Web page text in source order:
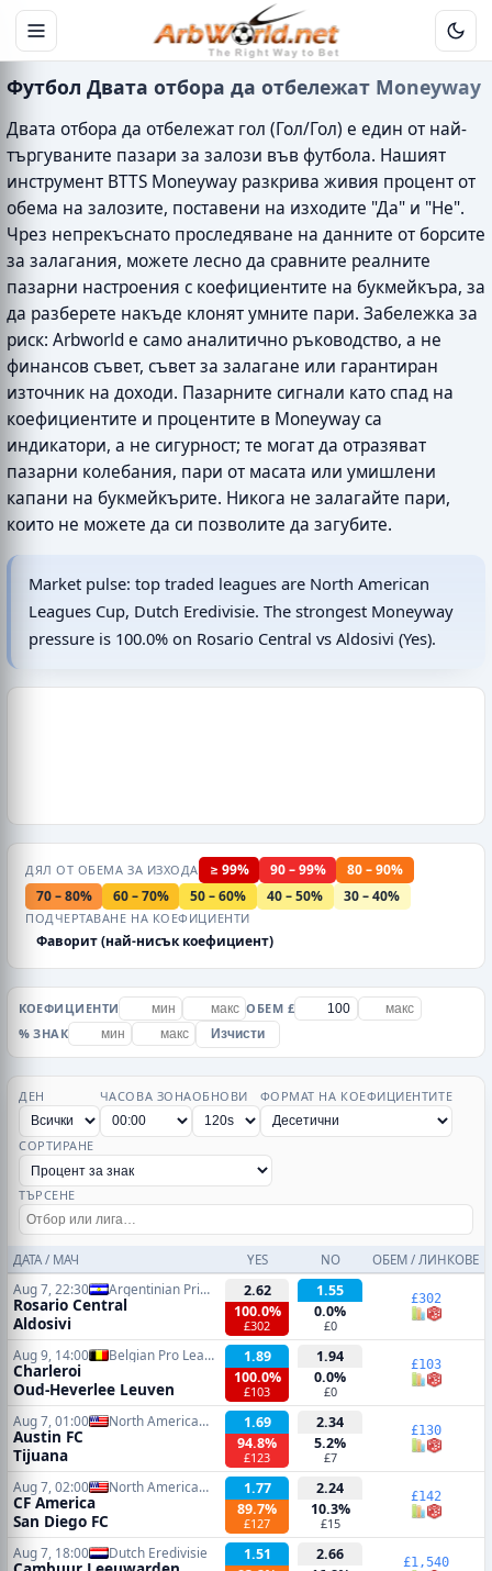
Футбол Двата отбора да отбележат Moneyway
Двата отбора да отбележат гол (Гол/Гол) е един от най-
търгуваните пазари за залози във футбола. Нашият
инструмент BTTS Moneyway разкрива живия процент от
обема на залозите, поставени на изходите "Да" и "Не".
Чрез непрекъснато проследяване на данните от борсите
за залагания, можете лесно да сравните реалните
пазарни настроения с коефициентите на букмейкъра, за
да разберете накъде клонят умните пари. Забележка за
риск: Arbworld е само аналитично ръководство, а не
финансов съвет, съвет за залагане или гарантиран
източник на доходи. Пазарните сигнали като спад на
коефициентите и процентите в Moneyway са
индикатори, а не сигурност; те могат да отразяват
пазарни колебания, пари от масата или умишлени
капани на букмейкърите. Никога не залагайте пари,
които не можете да си позволите да загубите.
Market pulse: top traded leagues are North American
Leagues Cup, Dutch Eredivisie. The strongest Moneyway
pressure is 100.0% on Rosario Central vs Aldosivi (Yes).
ДЯЛ ОТ ОБЕМА ЗА ИЗХОДА ≥ 99% 90 – 99%
80 – 90%
70 – 80%
60 – 70% 50 – 60% 40 – 50% 30 – 40%
ПОДЧЕРТАВАНЕ НА КОЕФИЦИЕНТИ
Фаворит (най-нисък коефициент)
КОЕФИЦИЕНТИ
ОБЕМ £
% ЗНАК
Изчисти
ДЕН ЧАСОВА ЗОНАОБНОВИ ФОРМАТ НА КОЕФИЦИЕНТИТЕ
СОРТИРАНЕ
ТЪРСЕНЕ
ДАТА / МАЧ YES NO ОБЕМ / ЛИНКОВЕ
Aug 7, 22:30 Argentinian Primera Division
Rosario Central
Aldosivi
2.62
100.0%
£302
1.55
0.0%
£0
£302
Aug 9, 14:00 Belgian Pro League
Charleroi
Oud-Heverlee Leuven
1.89
100.0%
£103
1.94
0.0%
£0
£103
Aug 7, 01:00 North American Leagues Cup
Austin FC
Tijuana
1.69
94.8%
£123
2.34
5.2%
£7
£130
Aug 7, 02:00 North American Leagues Cup
CF America
San Diego FC
1.77
89.7%
£127
2.24
10.3%
£15
£142
Aug 7, 18:00 Dutch Eredivisie
1.51
2.66
£1,540